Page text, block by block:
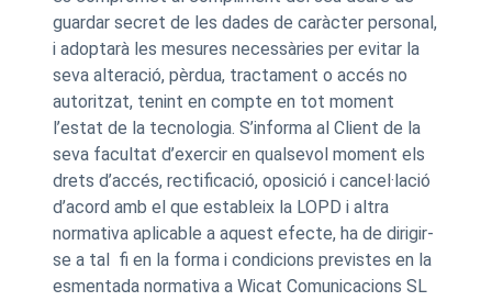
guardar secret de les dades de caràcter personal,
i adoptarà les mesures necessàries per evitar la
seva alteració, pèrdua, tractament o accés no
autoritzat, tenint en compte en tot moment
l’estat de la tecnologia. S’informa al Client de la
seva facultat d’exercir en qualsevol moment els
drets d’accés, rectificació, oposició i cancel·lació
d’acord amb el que estableix la LOPD i altra
normativa aplicable a aquest efecte, ha de dirigir-
se a tal fi en la forma i condicions previstes en la
esmentada normativa a Wicat Comunicacions SL